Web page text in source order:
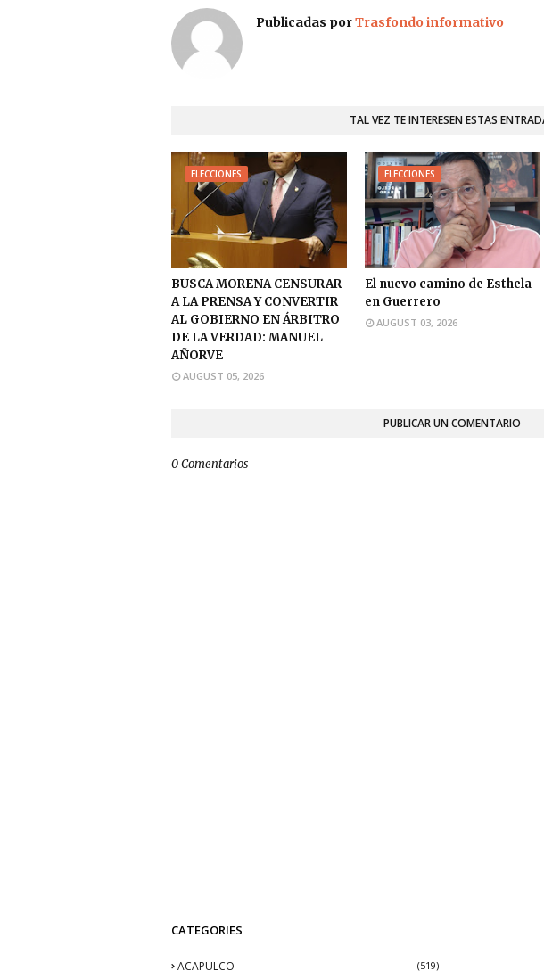
Publicadas porTrasfondo informativo
TAL VEZ TE INTERESEN ESTAS
ELECCIONES
BUSCA MORENA CENSURAR
A LA PRENSA Y CONVERTIR
AL GOBIERNO EN ÁRBITRO
DE LA VERDAD: MANUEL
AÑORVE
AUGUST 05, 2026
ELECCIONES
El nuevo camino de Esthela
en Guerrero
AUGUST 03, 2026
PUBLICAR UN COMENTARIO
0 Comentarios
CATEGORIES
ACAPULCO (519)